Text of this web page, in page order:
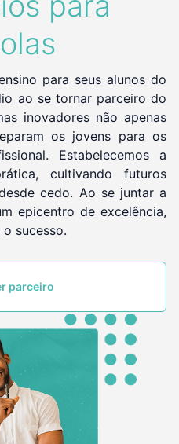
para seus alunos do
ao se tornar parceiro do
inovadores não apenas
os jovens para os
Estabelecemos a
cultivando futuros
cedo. Ao se juntar a
epicentro de excelência,
sucesso.
parceiro